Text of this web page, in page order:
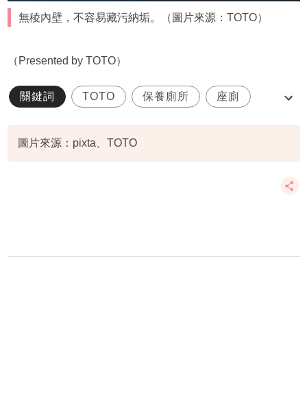
無稜內壁，不容易藏污納垢。（圖片來源：TOTO）
（Presented by TOTO）
關鍵詞 TOTO 保養廁所 座廁
圖片來源：pixta、TOTO